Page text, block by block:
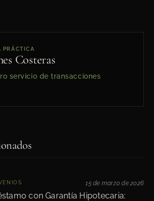
PRÁCTICA
Costeras
servicio de transacciones
con Garantía Hipotecaria:
15 de marzo de 2026